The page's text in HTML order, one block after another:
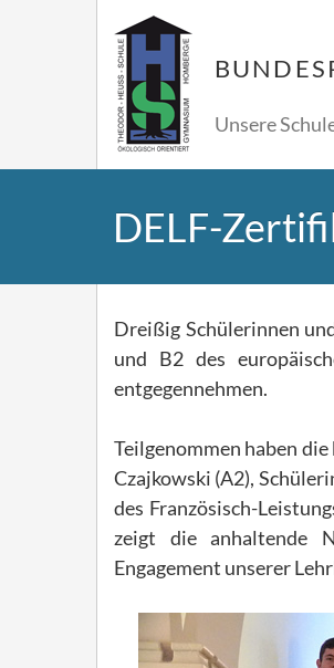
Unsere
DELF-
Dreißig Schülerinnen
und B2 des
entgegennehmen.
Teilgenommen haben
Czajkowski (A2),
des Französisch-
zeigt die anhaltende
Engagement unserer